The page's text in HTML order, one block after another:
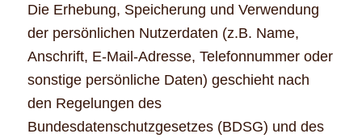
Die Erhebung, Speicherung und Verwendung
der persönlichen Nutzerdaten (z.B. Name,
Anschrift, E-Mail-Adresse, Telefonnummer oder
sonstige persönliche Daten) geschieht nach
den Regelungen des
Bundesdatenschutzgesetzes (BDSG) und des